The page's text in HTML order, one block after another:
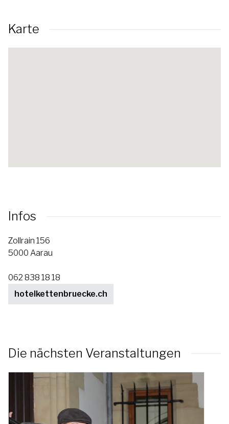
Karte
Infos
Zollrain 156
5000 Aarau
062 838 18 18
hotelkettenbruecke.ch
Die nächsten Veranstaltungen